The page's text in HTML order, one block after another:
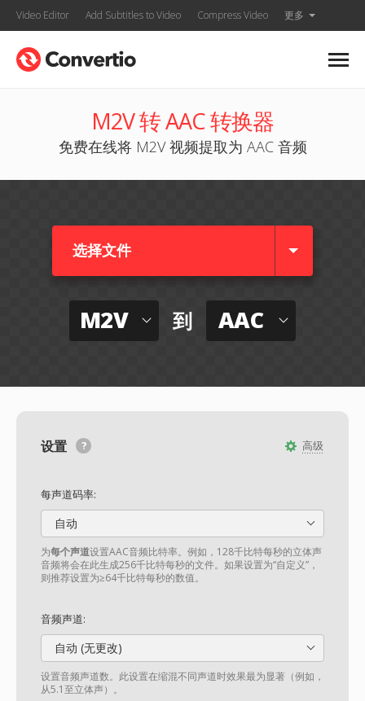
Video Editor Add Subtitles to Video Compress Video 更多
M2V 转 AAC 转换器
免费在线将 M2V 视频提取为 AAC 音频
选择文件
M2V 到 AAC
高级
设置
每声道码率:
自动
为每个声道设置AAC音频比特率。例如，128千比特每秒的立体声
音频将会在此生成256千比特每秒的文件。如果设置为“自定义”，
则推荐设置为≥64千比特每秒的数值。
音频声道:
自动 (无更改)
设置音频声道数。此设置在缩混不同声道时效果最为显著（例如，
从5.1至立体声）。